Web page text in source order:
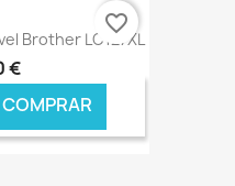
€ ONLINE
Brother LC127XL
€
COMPRAR
favorite_border